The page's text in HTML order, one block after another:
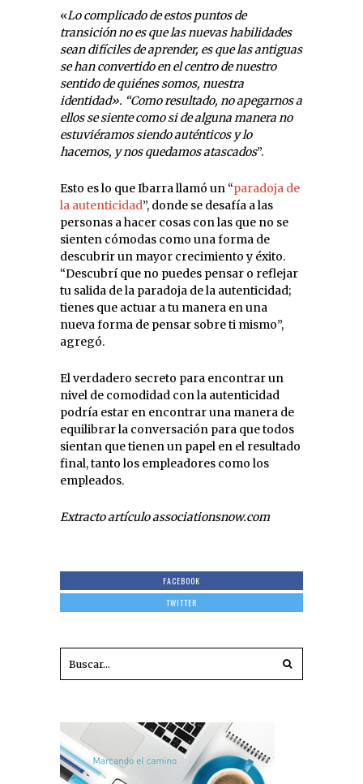
«Lo complicado de estos puntos de
transición no es que las nuevas habilidades
sean difíciles de aprender, es que las antiguas
se han convertido en el centro de nuestro
sentido de quiénes somos, nuestra
identidad». “Como resultado, no apegarnos a
ellos se siente como si de alguna manera no
estuviéramos siendo auténticos y lo
hacemos, y nos quedamos atascados”.
Esto es lo que Ibarra llamó un “paradoja de
la autenticidad”, donde se desafía a las
personas a hacer cosas con las que no se
sienten cómodas como una forma de
descubrir un mayor crecimiento y éxito.
“Descubrí que no puedes pensar o reflejar
tu salida de la paradoja de la autenticidad;
tienes que actuar a tu manera en una
nueva forma de pensar sobre ti mismo”,
agregó.
El verdadero secreto para encontrar un
nivel de comodidad con la autenticidad
podría estar en encontrar una manera de
equilibrar la conversación para que todos
sientan que tienen un papel en el resultado
final, tanto los empleadores como los
empleados.
Extracto artículo associationsnow.com
FACEBOOK
TWITTER